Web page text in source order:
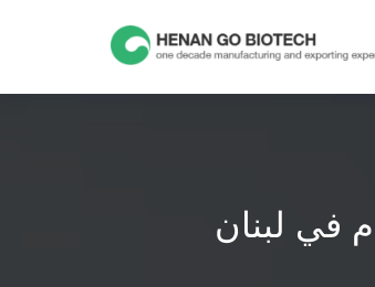
في لبنان